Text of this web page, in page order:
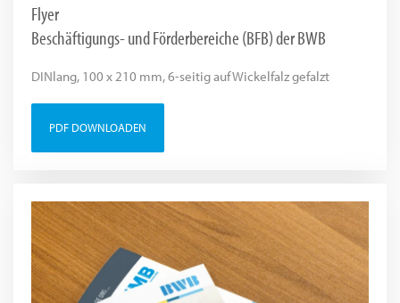
Flyer
Beschäftigungs- und Förderbereiche (BFB) der BWB
DINlang, 100 x 210 mm, 6-seitig auf Wickelfalz gefalzt
PDF DOWNLOADEN